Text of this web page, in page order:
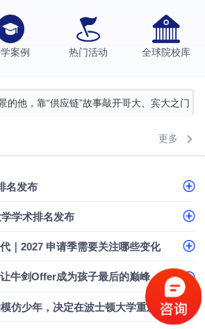
案例 热门活动 全球院校库
大学数字媒体与创意产业硕士录取案例
经大学投资学背景，成功斩获英国名校多份
的他，靠“供应链”故事敲开哥大、宾大之门
伦敦大学学院UCL录取案例解析
大学伦理与公共事务硕士录取
更多
名发布
学术排名发布
｜2027 申请季需要关注哪些变化
牛剑Offer成为孩子最后的巅峰
钟美美：那个13岁的模仿少年，决定在波士顿大学重新定义自己